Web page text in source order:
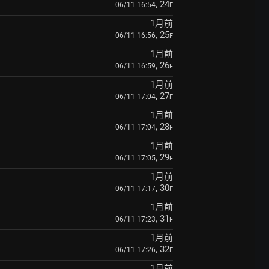
06/11 16:54, 24F
1月前
06/11 16:56, 25F
1月前
06/11 16:59, 26F
1月前
06/11 17:04, 27F
1月前
06/11 17:04, 28F
1月前
06/11 17:05, 29F
1月前
06/11 17:17, 30F
1月前
06/11 17:23, 31 F
1月前
06/11 17:26, 32F